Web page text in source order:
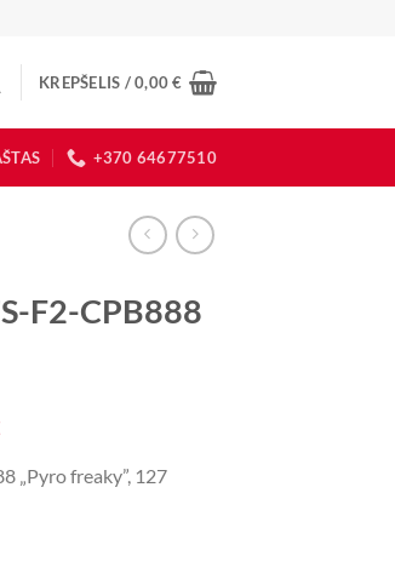
KREPŠELIS /0,00€
+370 64677510
F2-CPB888
Current
is:„Pyro freaky”, 127